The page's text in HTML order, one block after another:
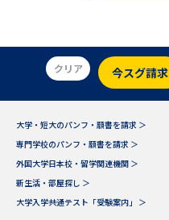
クリア 今スグ請求
大学・短大のパンフ・願書を請求 ＞
専門学校のパンフ・願書を請求 ＞
外国大学日本校・留学関連機関 ＞
新生活・部屋探し ＞
大学入学共通テスト「受験案内」 ＞